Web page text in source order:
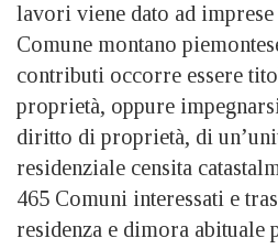
lavori viene dato ad
Comune montano
contributi occorre essere
proprietà, oppure
diritto di proprietà, di
residenziale censita
465 Comuni interessati e
residenza e dimora abituale